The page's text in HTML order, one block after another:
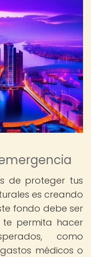
de proteger tus
es creando
fondo debe ser
te permita hacer
como
médicos o